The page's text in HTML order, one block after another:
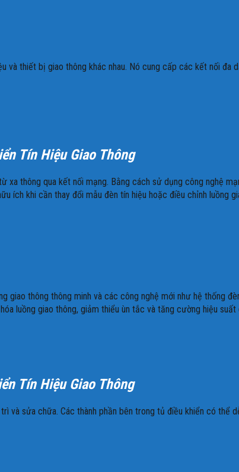
và thiết bị giao thông khác nhau. Nó cung cấp các kết nối
Tín Hiệu Giao Thông
xa thông qua kết nối mạng. Bằng cách sử dụng công nghệ
ích khi cần thay đổi mẫu đèn tín hiệu hoặc điều chỉnh luồng
thông thông minh và các công nghệ mới như hệ thống
luồng giao thông, giảm thiểu ùn tắc và tăng cường hiệu
Tín Hiệu Giao Thông
sửa chữa. Các thành phần bên trong tủ điều khiển có thể